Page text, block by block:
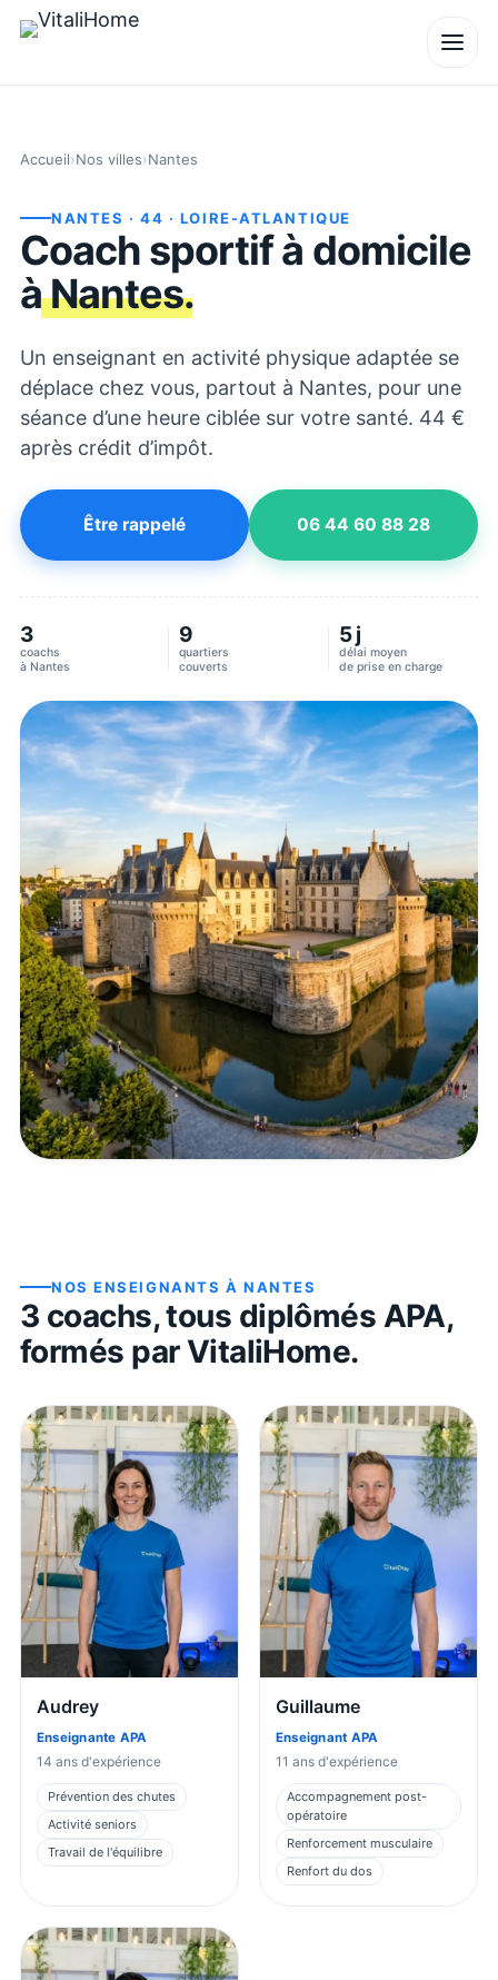
Accueil›Nos villes›Nantes
NANTES · 44 · LOIRE-ATLANTIQUE
Coach sportif à domicile
àNantes.
Un enseignant en activité physique adaptée se
déplace chez vous, partout à Nantes, pour une
séance d’une heure ciblée sur votre santé. 44 €
après crédit d’impôt.
Être rappelé 06 44 60 88 28
3
coachs
à Nantes
9
quartiers
couverts
5 j
délai moyen
de prise en charge
NOS ENSEIGNANTS ÀNANTES
3 coachs, tous diplômés APA,
formés par VitaliHome.
Audrey
Enseignante APA
14 ans d'expérience
Prévention des chutes
Activité seniors
Travail de l'équilibre
Guillaume
Enseignant APA
11 ans d'expérience
Accompagnement post-
opératoire
Renforcement musculaire
Renfort du dos